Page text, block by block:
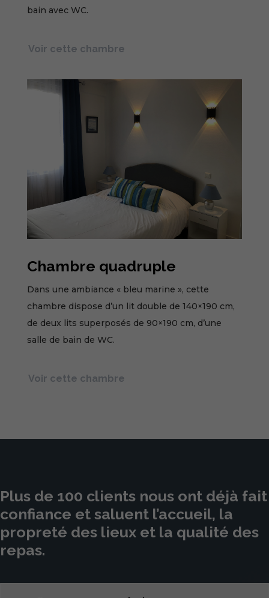
bain avec WC.
Voir cette chambre
Chambre quadruple
Dans une ambiance « bleu marine », cette
chambre dispose d’un lit double de 140×190 cm,
de deux lits superposés de 90×190 cm, d’une
salle de bain de WC.
Voir cette chambre
Plus de 100 clients nous ont déjà fait
confiance et saluent l’accueil, la
propreté des lieux et la qualité des
repas.